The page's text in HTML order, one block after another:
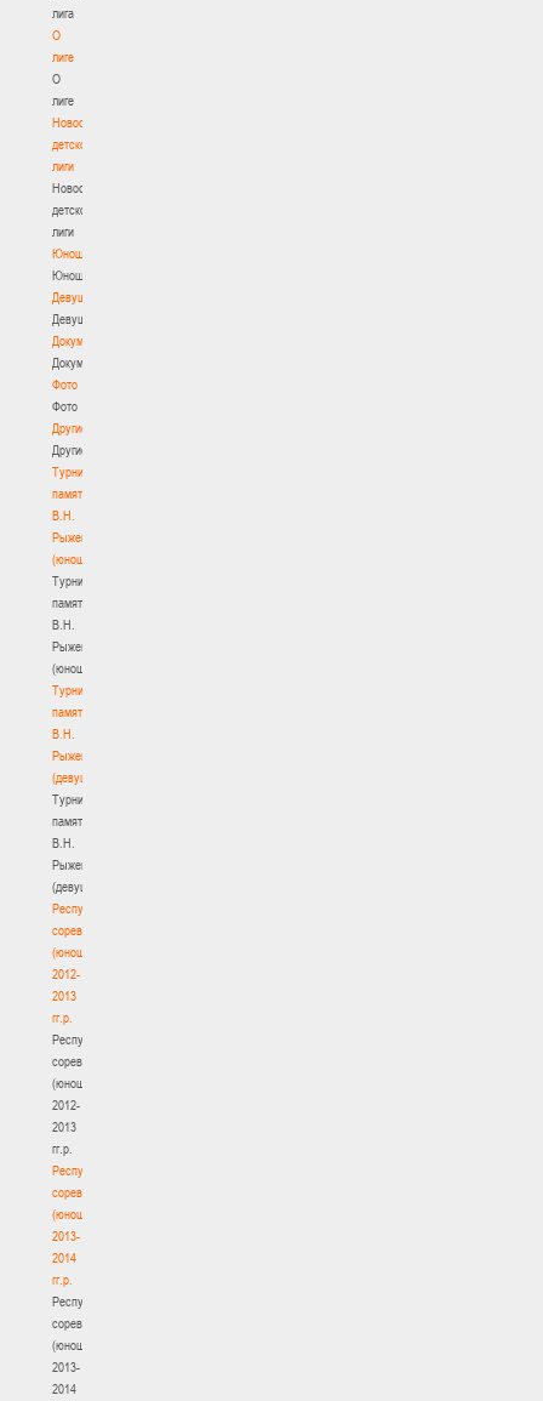
лига
О
лиге
О
лиге
Новости
детской
лиги
Новости
детской
лиги
Юноши
Юноши
Девушки
Девушки
Документы
Документы
Фото
Фото
Другие
Другие
Турнир
памяти
В.Н.
Рыженкова
(юноши)
Турнир
памяти
В.Н.
Рыженкова
(юноши)
Турнир
памяти
В.Н.
Рыженкова
(девушки)
Турнир
памяти
В.Н.
Рыженкова
(девушки)
Республиканские
соревнования
(юноши)
2012-
2013
гг.р.
Республиканские
соревнования
(юноши)
2012-
2013
гг.р.
Республиканские
соревнования
(юноши)
2013-
2014
гг.р.
Республиканские
соревнования
(юноши)
2013-
2014